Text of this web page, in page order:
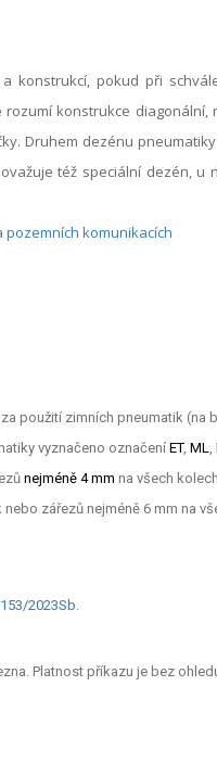
konstrukcí, pokud při
konstrukce diagonální,
Druhem dezénu
též speciální dezén, u
pozemních komunikacích
použití zimních pneumatik (na
vyznačeno označeníET, ML
nejméně 4 mm na všech
zářezů nejméně 6 mm na
2023Sb
Platnost příkazu je bez